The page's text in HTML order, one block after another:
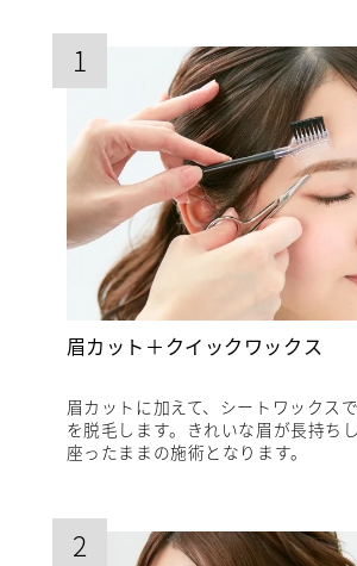
1
眉カット＋クイックワックス
眉カットに加えて、シートワックス
を脱毛します。きれいな眉が長持ち
座ったままの施術となります。
2